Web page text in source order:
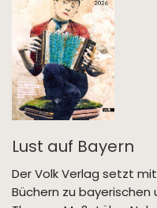
Lust auf Bayern
Der Volk Verlag setzt
Büchern zu bayerischen